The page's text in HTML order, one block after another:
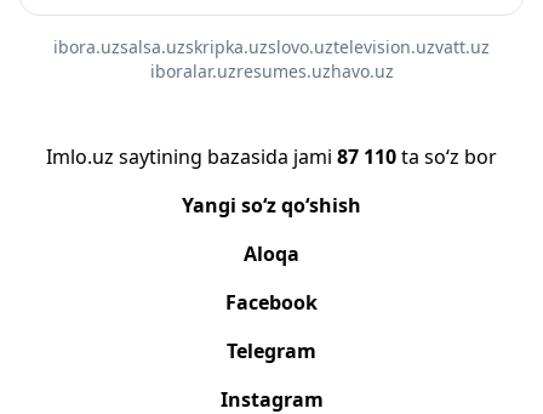
ibora.uzsalsa.uzskripka.uzslovo.uztelevision.uzvatt.uz
iboralar.uzresumes.uzhavo.uz
Imlo.uz saytining bazasida jami 87 110ta so‘z bor
Yangi so‘z qo‘shish
Aloqa
Facebook
Telegram
Instagram